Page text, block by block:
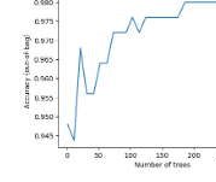
174 :
14 : sex
6 : year
Attribute in nodes
593 :
371 :